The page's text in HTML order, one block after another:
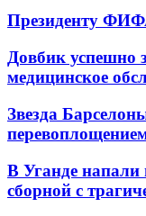
Президенту
Довбик успешно
медицинское
Звезда
В Уганде напали
сборной с